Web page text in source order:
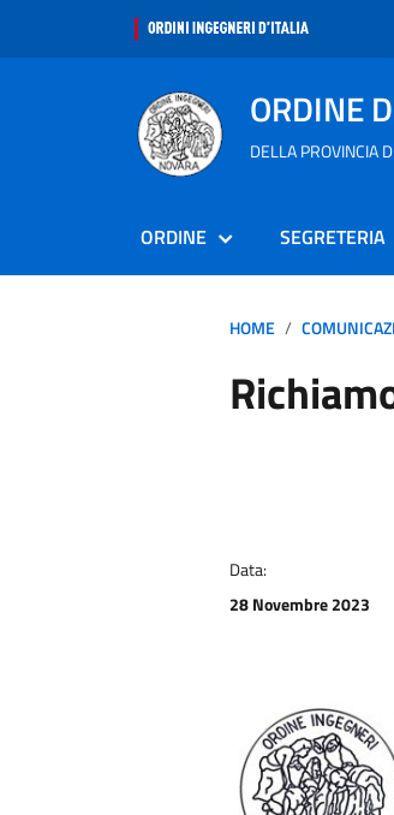
ORDINE
DELLA PROVINCIA
ORDINE SEGRETERIA
HOME
Data:
28 Novembre 2023